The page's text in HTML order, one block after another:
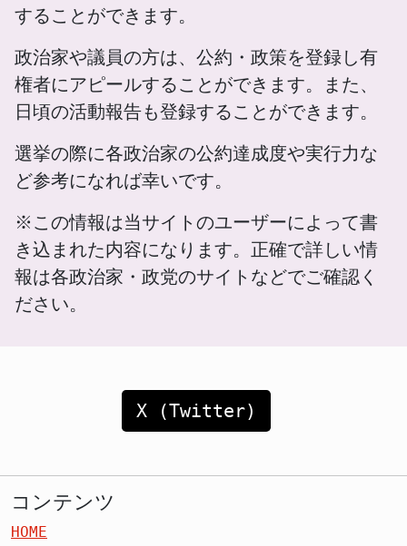
することができます。
政治家や議員の方は、公約・政策を登録し有
権者にアピールすることができます。また、
日頃の活動報告も登録することができます。
選挙の際に各政治家の公約達成度や実行力な
ど参考になれば幸いです。
※この情報は当サイトのユーザーによって書
き込まれた内容になります。正確で詳しい情
報は各政治家・政党のサイトなどでご確認く
ださい。
X (Twitter)
コンテンツ
HOME